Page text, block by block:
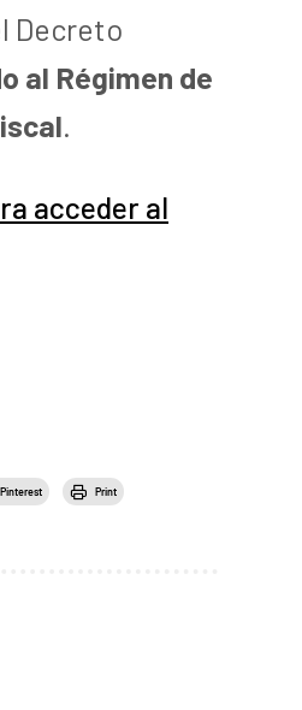
Decreto
al Régimen de
.
acceder al
Pinterest Print